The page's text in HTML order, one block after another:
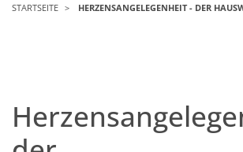
STARTSEITE HERZENSANGELEGENHEIT - DER